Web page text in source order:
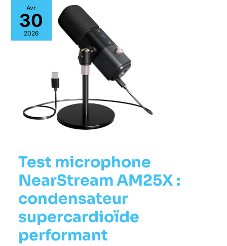
Avr
30
2026
Test microphone
NearStream AM25X :
condensateur
supercardioïde
performant